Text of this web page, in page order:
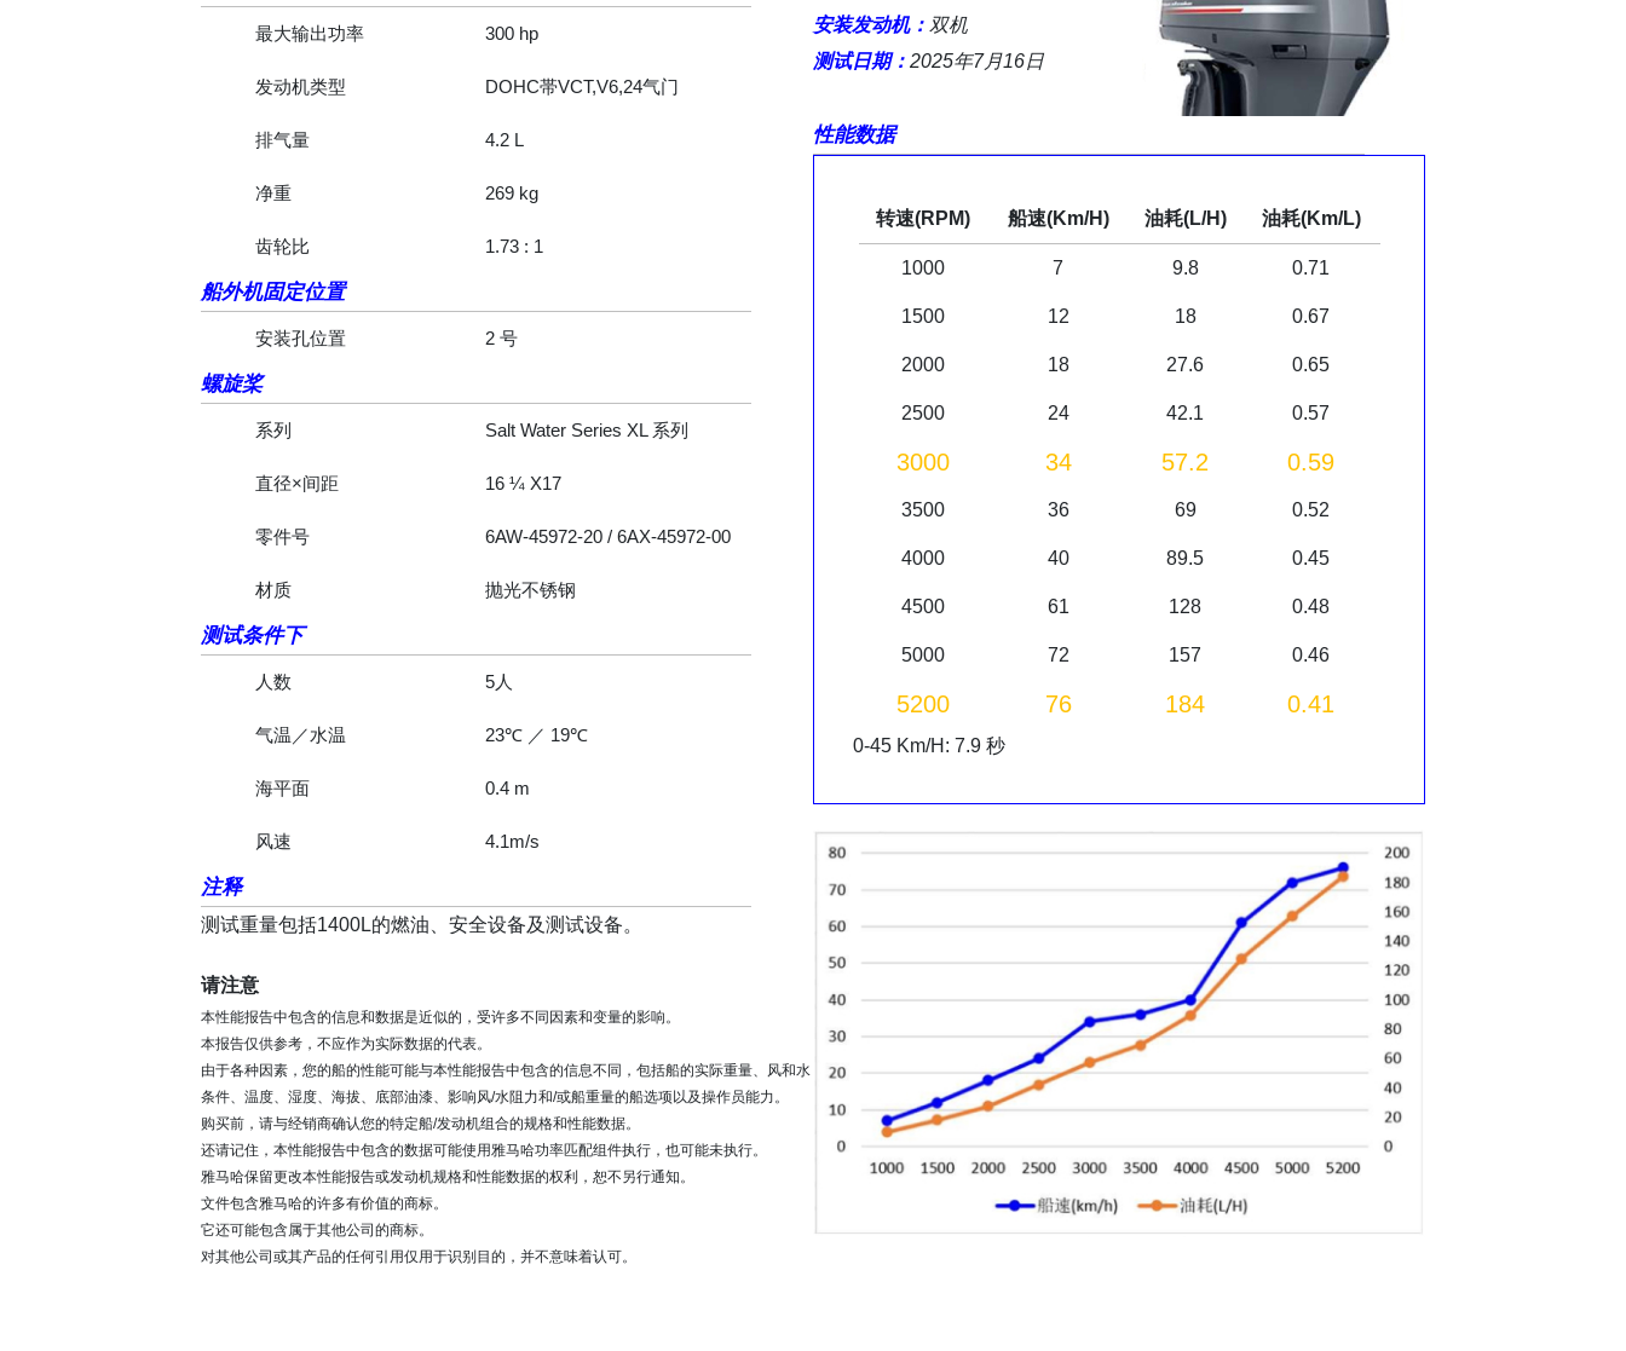
最大输出功率 300 hp
发动机类型 DOHC帯VCT,V6,24气门
排气量 4.2 L
净重 269 kg
齿轮比 1.73 : 1
船外机固定位置
安装孔位置 2 号
螺旋桨
系列 Salt Water Series XL 系列
直径×间距 16 ¼ X17
零件号 6AW-45972-20 / 6AX-45972-00
材质 抛光不锈钢
测试条件下
人数 5人
气温／水温 23℃ ／ 19℃
海平面 0.4 m
风速 4.1m/s
注释
测试重量包括1400L的燃油、安全设备及测试设备。
请注意
本性能报告中包含的信息和数据是近似的，受许多不同因素和变量的影响。
本报告仅供参考，不应作为实际数据的代表。
由于各种因素，您的船的性能可能与本性能报告中包含的信息不同，包括船的实际重量、风和水
条件、温度、湿度、海拔、底部油漆、影响风/水阻力和/或船重量的船选项以及操作员能力。
购买前，请与经销商确认您的特定船/发动机组合的规格和性能数据。
还请记住，本性能报告中包含的数据可能使用雅马哈功率匹配组件执行，也可能未执行。
雅马哈保留更改本性能报告或发动机规格和性能数据的权利，恕不另行通知。
文件包含雅马哈的许多有价值的商标。
它还可能包含属于其他公司的商标。
对其他公司或其产品的任何引用仅用于识别目的，并不意味着认可。
安装发动机： 双机
测试日期： 2025年7月16日
性能数据
转速(RPM) 船速(Km/H) 油耗(L/H) 油耗(Km/L)
1000 7 9.8 0.71
1500 12 18 0.67
2000 18 27.6 0.65
2500 24 42.1 0.57
3000 34 57.2 0.59
3500 36 69 0.52
4000 40 89.5 0.45
4500 61 128 0.48
5000 72 157 0.46
5200 76 184 0.41
0-45 Km/H: 7.9 秒